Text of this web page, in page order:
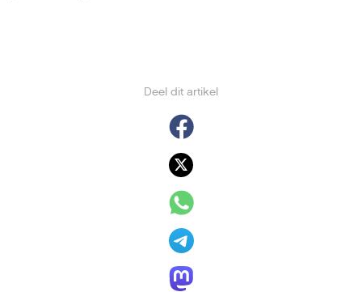
Deel dit artikel